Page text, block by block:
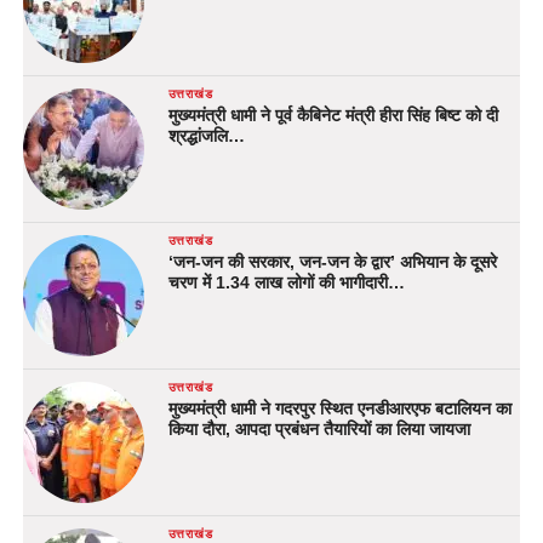
उत्तराखंड
मुख्यमंत्री धामी ने पूर्व कैबिनेट मंत्री हीरा सिंह बिष्ट को दी
श्रद्धांजलि…
उत्तराखंड
‘जन-जन की सरकार, जन-जन के द्वार’ अभियान के दूसरे
चरण में 1.34 लाख लोगों की भागीदारी…
उत्तराखंड
मुख्यमंत्री धामी ने गदरपुर स्थित एनडीआरएफ बटालियन का
किया दौरा, आपदा प्रबंधन तैयारियों का लिया जायजा
उत्तराखंड